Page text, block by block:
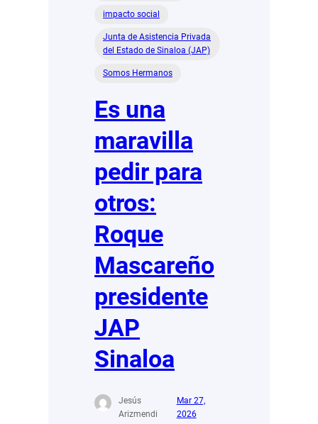
impacto social
Junta de Asistencia Privada
del Estado de Sinaloa (JAP)
Somos Hermanos
Es una
maravilla
pedir para
otros:
Roque
Mascareño
presidente
JAP
Sinaloa
Jesús
Arizmendi
Mar 27,
2026